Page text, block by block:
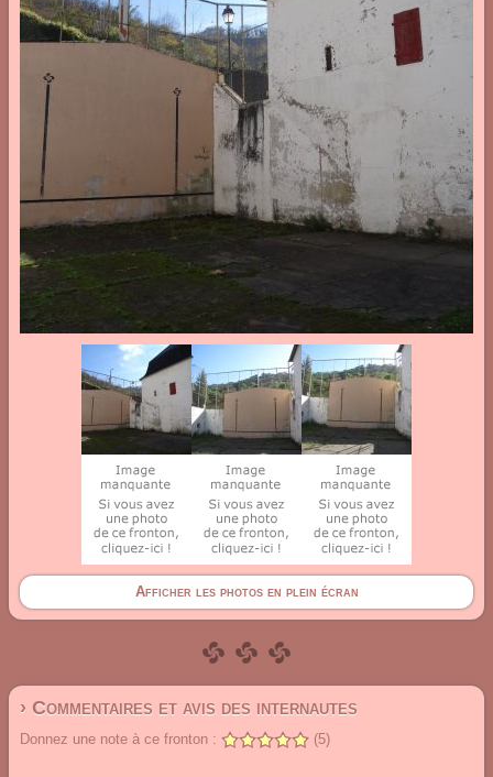
Afficher les photos en plein écran
› Commentaires et avis des internautes
Donnez une note à ce fronton : (5)